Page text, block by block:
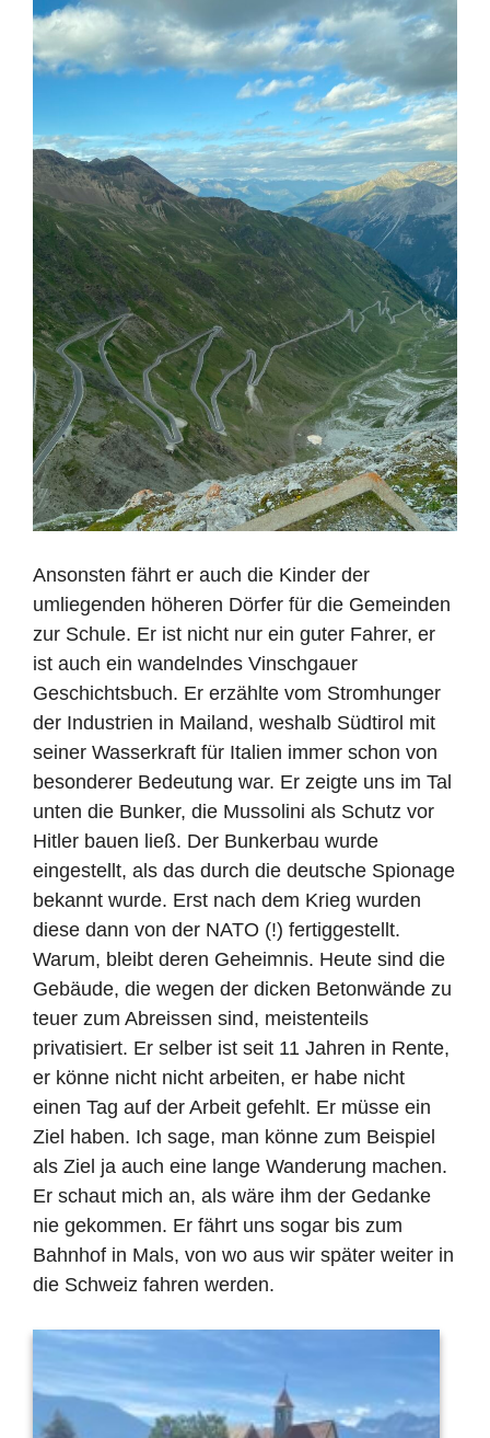
Ansonsten fährt er auch die Kinder der
umliegenden höheren Dörfer für die Gemeinden
zur Schule. Er ist nicht nur ein guter Fahrer, er
ist auch ein wandelndes Vinschgauer
Geschichtsbuch. Er erzählte vom Stromhunger
der Industrien in Mailand, weshalb Südtirol mit
seiner Wasserkraft für Italien immer schon von
besonderer Bedeutung war. Er zeigte uns im Tal
unten die Bunker, die Mussolini als Schutz vor
Hitler bauen ließ. Der Bunkerbau wurde
eingestellt, als das durch die deutsche Spionage
bekannt wurde. Erst nach dem Krieg wurden
diese dann von der NATO (!) fertiggestellt.
Warum, bleibt deren Geheimnis. Heute sind die
Gebäude, die wegen der dicken Betonwände zu
teuer zum Abreissen sind, meistenteils
privatisiert. Er selber ist seit 11 Jahren in Rente,
er könne nicht nicht arbeiten, er habe nicht
einen Tag auf der Arbeit gefehlt. Er müsse ein
Ziel haben. Ich sage, man könne zum Beispiel
als Ziel ja auch eine lange Wanderung machen.
Er schaut mich an, als wäre ihm der Gedanke
nie gekommen. Er fährt uns sogar bis zum
Bahnhof in Mals, von wo aus wir später weiter in
die Schweiz fahren werden.